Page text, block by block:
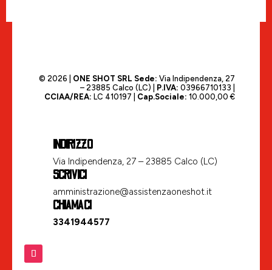
INDIRIZZO
Via Indipendenza, 27 – 23885 Calco (LC)
SCRIVICI
amministrazione@assistenzaoneshot.it
CHIAMACI
3341944577
© 2026 | ONE SHOT SRL Sede: Via Indipendenza, 27
– 23885 Calco (LC) |
P.IVA:03966710133 |
CCIAA/REA: LC 410197 | Cap.Sociale: 10.000,00 €